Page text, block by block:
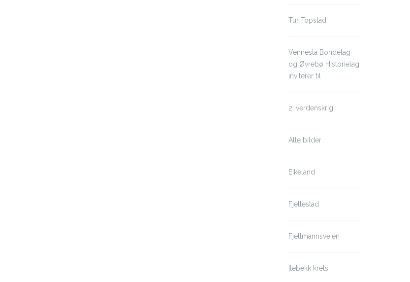
Tur Topstad
Vennesla Bondelag
og Øvrebø Historielag
inviterer til
2. verdenskrig
Alle bilder
Eikeland
Fjellestad
Fjellmannsveien
Ilebekk krets